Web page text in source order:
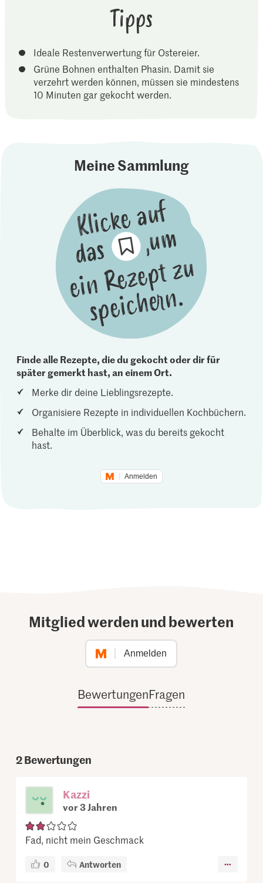
Tipps
Ideale Restenverwertung für Ostereier.
Grüne Bohnen enthalten Phasin. Damit sie
verzehrt werden können, müssen sie mindestens
10 Minuten gar gekocht werden.
Meine Sammlung
Finde alle Rezepte, die du gekocht oder dir für
später gemerkt hast, an einem Ort.
Merke dir deine Lieblingsrezepte.
Organisiere Rezepte in individuellen Kochbüchern.
Behalte im Überblick, was du bereits gekocht
hast.
Anmelden
Mitglied werden und bewerten
Anmelden
BewertungenFragen
2Bewertungen
Kazzi
vor 3 Jahren
Fad, nicht mein Geschmack
0 Antworten